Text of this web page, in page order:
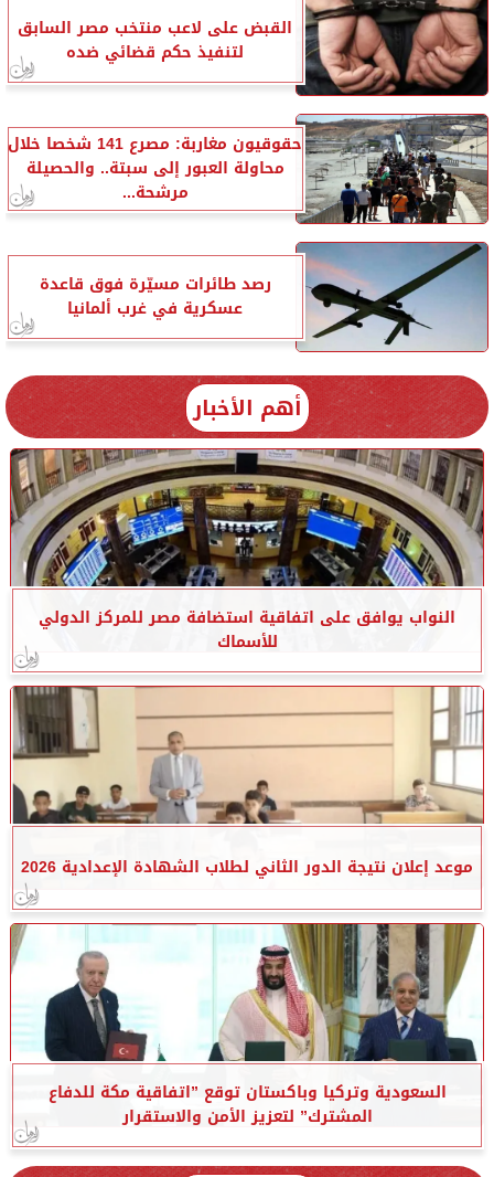
القبض على لاعب منتخب مصر السابق
لتنفيذ حكم قضائي ضده
حقوقيون مغاربة: مصرع 141 شخصا خلال
محاولة العبور إلى سبتة.. والحصيلة
مرشحة...
رصد طائرات مسيّرة فوق قاعدة
عسكرية في غرب ألمانيا
أهم الأخبار
النواب يوافق على اتفاقية استضافة مصر للمركز الدولي
للأسماك
موعد إعلان نتيجة الدور الثاني لطلاب الشهادة الإعدادية 2026
السعودية وتركيا وباكستان توقع ”اتفاقية مكة للدفاع
المشترك” لتعزيز الأمن والاستقرار